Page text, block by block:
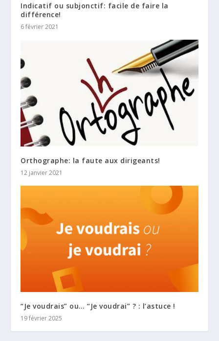
Indicatif ou subjonctif: facile de faire la
différence!
6 février 2021
Orthographe: la faute aux dirigeants!
12 janvier 2021
“Je voudrais” ou… “Je voudrai” ? : l’astuce !
19 février 2025